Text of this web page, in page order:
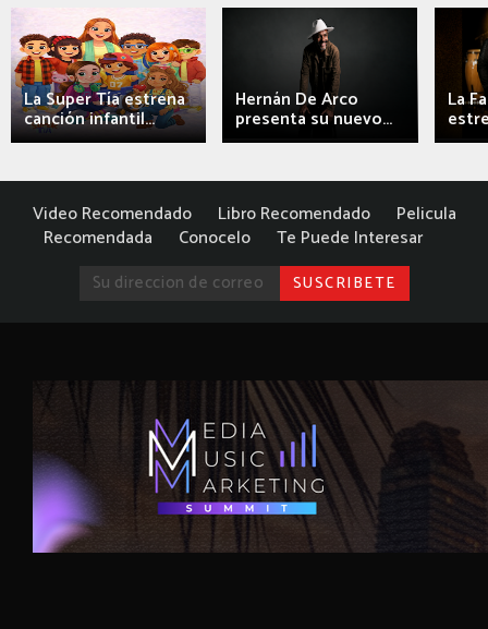
La Super Tía estrena
canción infantil...
Hernán De Arco
presenta su nuevo...
La
Video Recomendado Libro Recomendado
Pelicula
Recomendada
Conocelo Te Puede Interesar